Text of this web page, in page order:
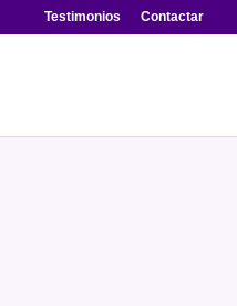
Testimonios Contactar